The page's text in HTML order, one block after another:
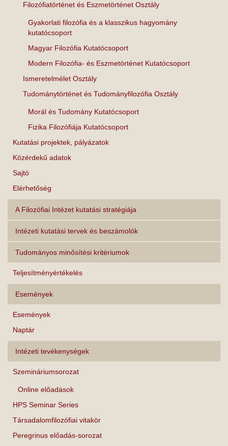
Filozófiatörténet és Eszmetörténet Osztály
Gyakorlati filozófia és a klasszikus hagyomány
kutatócsoport
Magyar Filozófia Kutatócsoport
Modern Filozófia- és Eszmetörténet Kutatócsoport
Ismeretelmélet Osztály
Tudománytörténet és Tudományfilozófia Osztály
Morál és Tudomány Kutatócsoport
Fizika Filozófiája Kutatócsoport
Kutatási projektek, pályázatok
Közérdekű adatok
Sajtó
Elérhetőség
A Filozófiai Intézet kutatási stratégiája
Intézeti kutatási tervek és beszámolók
Tudományos minősítési kritériumok
Teljesítményértékelés
Események
Események
Naptár
Intézeti tevékenységek
Szemináriumsorozat
Online előadások
HPS Seminar Series
Társadalomfilozófiai vitakör
Peregrinus előadás-sorozat